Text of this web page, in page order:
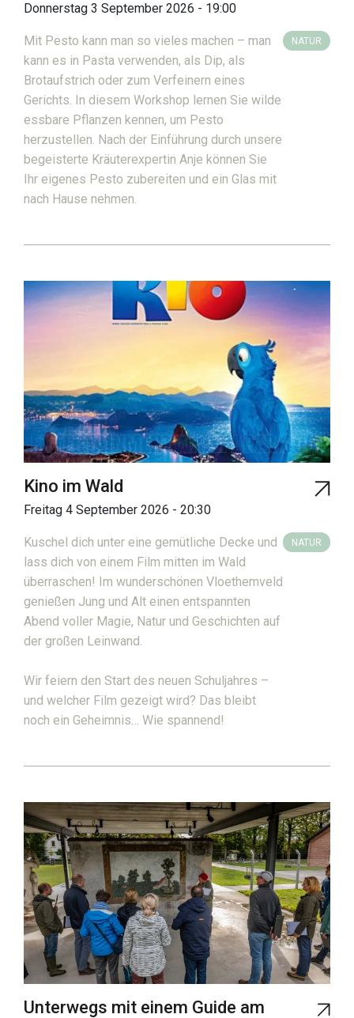
Donnerstag 3 September 2026 - 19:00
Mit Pesto kann man so vieles machen – man
kann es in Pasta verwenden, als Dip, als
Brotaufstrich oder zum Verfeinern eines
Gerichts. In diesem Workshop lernen Sie wilde
essbare Pflanzen kennen, um Pesto
herzustellen. Nach der Einführung durch unsere
begeisterte Kräuterexpertin Anje können Sie
Ihr eigenes Pesto zubereiten und ein Glas mit
nach Hause nehmen.
NATUR
Kino im Wald
Freitag 4 September 2026 - 20:30
Kuschel dich unter eine gemütliche Decke und
lass dich von einem Film mitten im Wald
überraschen! Im wunderschönen Vloethemveld
genießen Jung und Alt einen entspannten
Abend voller Magie, Natur und Geschichten auf
der großen Leinwand.
Wir feiern den Start des neuen Schuljahres –
und welcher Film gezeigt wird? Das bleibt
noch ein Geheimnis… Wie spannend!
NATUR
Unterwegs mit einem Guide am